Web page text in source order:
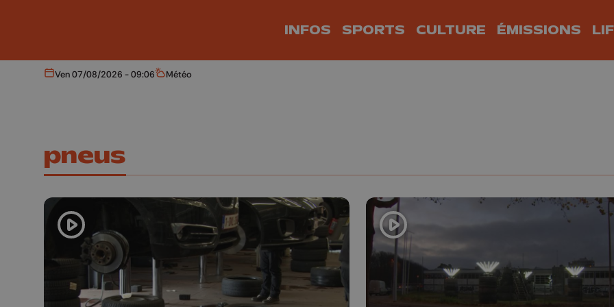
INFOS SPORTS CULTURE ÉMISSIONS
Aujourd'hui
Ven 07/08/2026 - 09:06 Météo
Météo
pneus